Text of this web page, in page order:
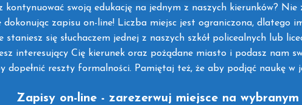
kontynuować swoją edukację na jednym z naszych kierunków?
dokonując zapisu on-line! Liczba miejsc jest ograniczona, dlatego
staniesz się słuchaczem jednej z naszych szkół policealnych lub
interesujący Cię kierunek oraz pożądane miasto i podasz nam
dopełnić reszty formalności. Pamiętaj też, że aby podjąć naukę
Zapisy on-line - zarezerwuj miejsce na